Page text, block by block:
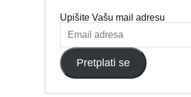
Upišite Vašu mail adresu
Email
adresa
Pretplati se